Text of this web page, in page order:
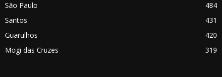
São Paulo
484
Santos
431
Guarulhos
420
Mogi das Cruzes
319